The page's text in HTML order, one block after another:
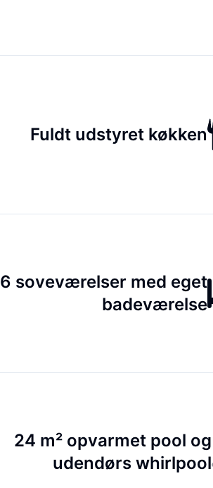
Fuldt udstyret køkken
6 soveværelser med eget
badeværelse
24 m² opvarmet pool og
udendørs whirlpool